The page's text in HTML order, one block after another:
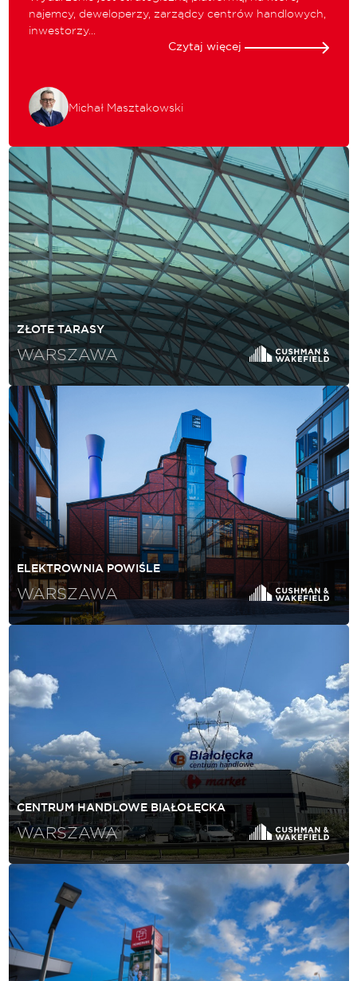
najemcy, deweloperzy, zarządcy centrów handlowych,
inwestorzy...
Czytaj więcej
Michał Masztakowski
ZŁOTE TARASY
WARSZAWA
ELEKTROWNIA POWIŚLE
WARSZAWA
CENTRUM HANDLOWE BIAŁOŁĘCKA
WARSZAWA